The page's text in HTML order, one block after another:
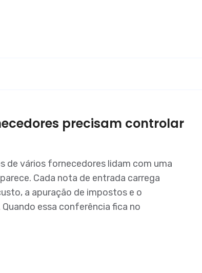
precisam controlar
de vários fornecedores lidam com uma
Cada nota de entrada carrega
a apuração de impostos e o
essa conferência fica no